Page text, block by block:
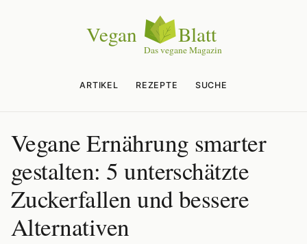
ARTIKEL REZEPTE SUCHE
Vegane Ernährung smarter
gestalten: 5 unterschätzte
Zuckerfallen und bessere
Alternativen